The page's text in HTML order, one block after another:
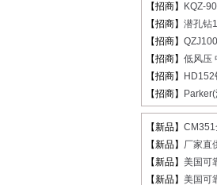
【招商】
KQZ-
【招商】 潜孔钻
【招商】
【招商】 低风压
【招商】
HD152
【招商】
【新品】 CM351
【新品】 厂家直
【新品】 美国可
【新品】 美国可